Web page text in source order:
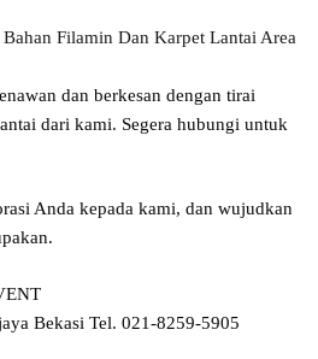
dan berkesan dengan tirai
dari kami. Segera hubungi untuk
Anda kepada kami, dan wujudkan
Bekasi Tel. 021-8259-5905